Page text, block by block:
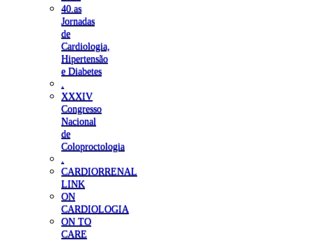
40.as
Jornadas
de
Cardiologia,
Hipertensão
e Diabetes
XXXIV
Congresso
Nacional
de
Coloproctologia
CARDIORRENAL
LINK
ON
CARDIOLOGIA
ON TO
CARE